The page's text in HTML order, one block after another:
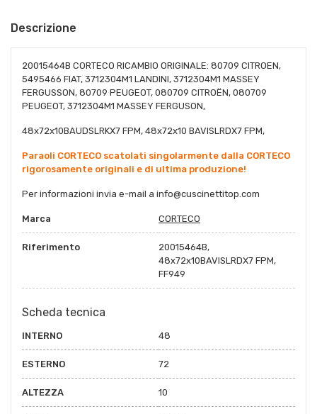
Descrizione
20015464B CORTECO RICAMBIO ORIGINALE: 80709 CITROEN,
5495466 FIAT, 3712304M1 LANDINI, 3712304M1 MASSEY
FERGUSSON, 80709 PEUGEOT, 080709 CITROËN, 080709
PEUGEOT, 3712304M1 MASSEY FERGUSON,
48x72x10BAUDSLRKX7 FPM, 48x72x10 BAVISLRDX7 FPM,
Paraoli CORTECO scatolati singolarmente dalla CORTECO
rigorosamente originali e di ultima produzione!
Per informazioni invia e-mail a info@cuscinettitop.com
Marca CORTECO
Riferimento
20015464B,
48x72x10BAVISLRDX7 FPM,
FF949
Scheda tecnica
INTERNO 48
ESTERNO 72
ALTEZZA 10